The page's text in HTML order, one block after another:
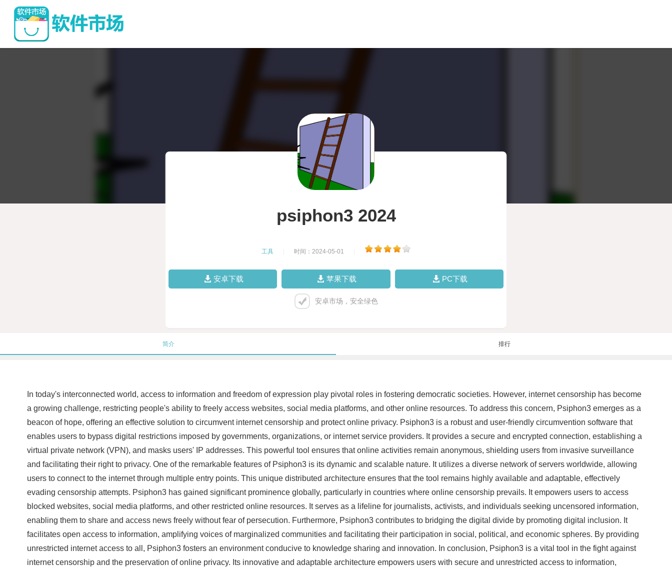
psiphon3 2024
工具 时间：2024-05-01
安卓下载 苹果下载 PC下载
安卓市场，安全绿色
简介 排行
In today's interconnected world, access to information and freedom of expression play pivotal roles in fostering democratic societies. However, internet censorship has become
a growing challenge, restricting people's ability to freely access websites, social media platforms, and other online resources. To address this concern, Psiphon3 emerges as a
beacon of hope, offering an effective solution to circumvent internet censorship and protect online privacy. Psiphon3 is a robust and user-friendly circumvention software that
enables users to bypass digital restrictions imposed by governments, organizations, or internet service providers. It provides a secure and encrypted connection, establishing a
virtual private network (VPN), and masks users' IP addresses. This powerful tool ensures that online activities remain anonymous, shielding users from invasive surveillance
and facilitating their right to privacy. One of the remarkable features of Psiphon3 is its dynamic and scalable nature. It utilizes a diverse network of servers worldwide, allowing
users to connect to the internet through multiple entry points. This unique distributed architecture ensures that the tool remains highly available and adaptable, effectively
evading censorship attempts. Psiphon3 has gained significant prominence globally, particularly in countries where online censorship prevails. It empowers users to access
blocked websites, social media platforms, and other restricted online resources. It serves as a lifeline for journalists, activists, and individuals seeking uncensored information,
enabling them to share and access news freely without fear of persecution. Furthermore, Psiphon3 contributes to bridging the digital divide by promoting digital inclusion. It
facilitates open access to information, amplifying voices of marginalized communities and facilitating their participation in social, political, and economic spheres. By providing
unrestricted internet access to all, Psiphon3 fosters an environment conducive to knowledge sharing and innovation. In conclusion, Psiphon3 is a vital tool in the fight against
internet censorship and the preservation of online privacy. Its innovative and adaptable architecture empowers users with secure and unrestricted access to information,